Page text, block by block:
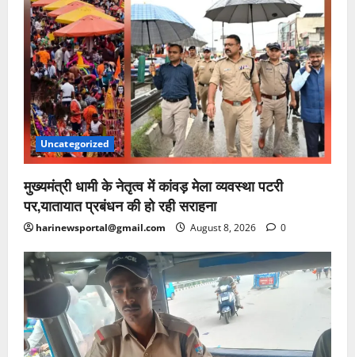
Uncategorized
मुख्यमंत्री धामी के नेतृत्व में कांवड़ मेला व्यवस्था पटरी
पर,यातायात प्रबंधन की हो रही सराहना
harinewsportal@gmail.com August 8, 2026 0